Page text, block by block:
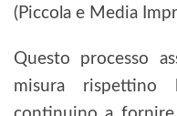
(Piccola e Media
Questo processo
misura rispettino